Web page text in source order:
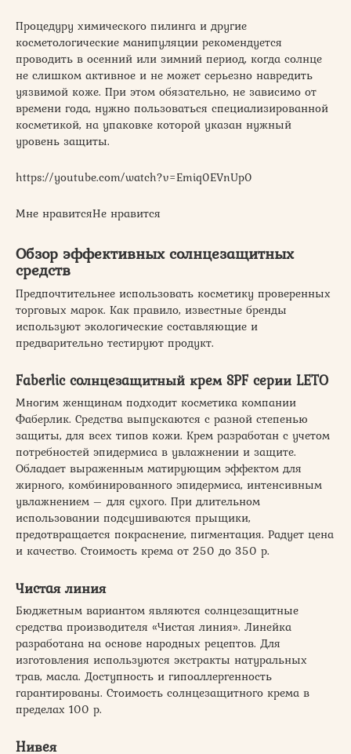
Процедуру химического пилинга и другие
косметологические манипуляции рекомендуется
проводить в осенний или зимний период, когда солнце
не слишком активное и не может серьезно навредить
уязвимой коже. При этом обязательно, не зависимо от
времени года, нужно пользоваться специализированной
косметикой, на упаковке которой указан нужный
уровень защиты.
https://youtube.com/watch?v=Emiq0EVnUp0
Мне нравитсяНе нравится
Обзор эффективных солнцезащитных
средств
Предпочтительнее использовать косметику проверенных
торговых марок. Как правило, известные бренды
используют экологические составляющие и
предварительно тестируют продукт.
Faberlic солнцезащитный крем SPF серии LETO
Многим женщинам подходит косметика компании
Фаберлик. Средства выпускаются с разной степенью
защиты, для всех типов кожи. Крем разработан с учетом
потребностей эпидермиса в увлажнении и защите.
Обладает выраженным матирующим эффектом для
жирного, комбинированного эпидермиса, интенсивным
увлажнением – для сухого. При длительном
использовании подсушиваются прыщики,
предотвращается покраснение, пигментация. Радует цена
и качество. Стоимость крема от 250 до 350 р.
Чистая линия
Бюджетным вариантом являются солнцезащитные
средства производителя «Чистая линия». Линейка
разработана на основе народных рецептов. Для
изготовления используются экстракты натуральных
трав, масла. Доступность и гипоаллергенность
гарантированы. Стоимость солнцезащитного крема в
пределах 100 р.
Нивея